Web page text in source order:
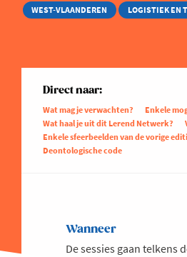
WEST-VLAANDEREN LOGISTIEK EN
Direct naar:
Wat mag je verwachten?
Enkele
Wat haal je uit dit Lerend Netwerk?
Enkele sfeerbeelden van de vorige
Deontologische code
Wanneer
De sessies gaan telkens